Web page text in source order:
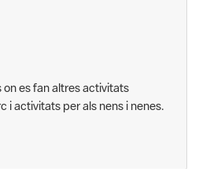
es fan altres activitats
i activitats per als nens i nenes.